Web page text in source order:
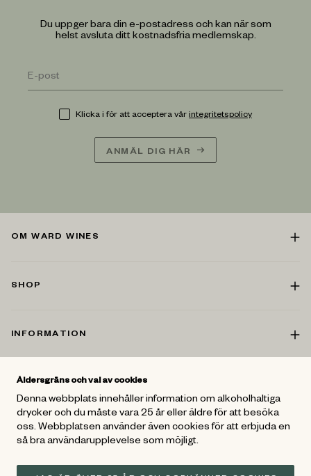
Du uppger bara din e-postadress och kan när som
helst avsluta ditt kostnadsfria medlemskap.
Klicka i för att acceptera vår integritetspolicy
ANMÄL DIG HÄR
OM WARD WINES
SHOP
INFORMATION
KONTAKT
på Facebook och Instagram
Åldersgräns och val av cookies
Denna webbplats innehåller information om alkoholhaltiga
drycker och du måste vara 25 år eller äldre för att besöka
oss. Webbplatsen använder även cookies för att erbjuda en
så bra användarupplevelse som möjligt.